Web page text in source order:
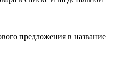
предложения в название